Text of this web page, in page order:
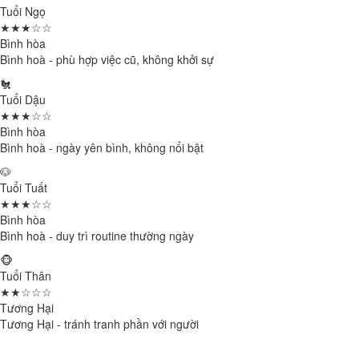
Tuổi Ngọ
★★★☆☆
Bình hòa
Bình hoà - phù hợp việc cũ, không khởi sự
🐔
Tuổi Dậu
★★★☆☆
Bình hòa
Bình hoà - ngày yên bình, không nổi bật
🐶
Tuổi Tuất
★★★☆☆
Bình hòa
Bình hoà - duy trì routine thường ngày
🐵
Tuổi Thân
★★☆☆☆
Tương Hại
Tương Hại - tránh tranh phần với người